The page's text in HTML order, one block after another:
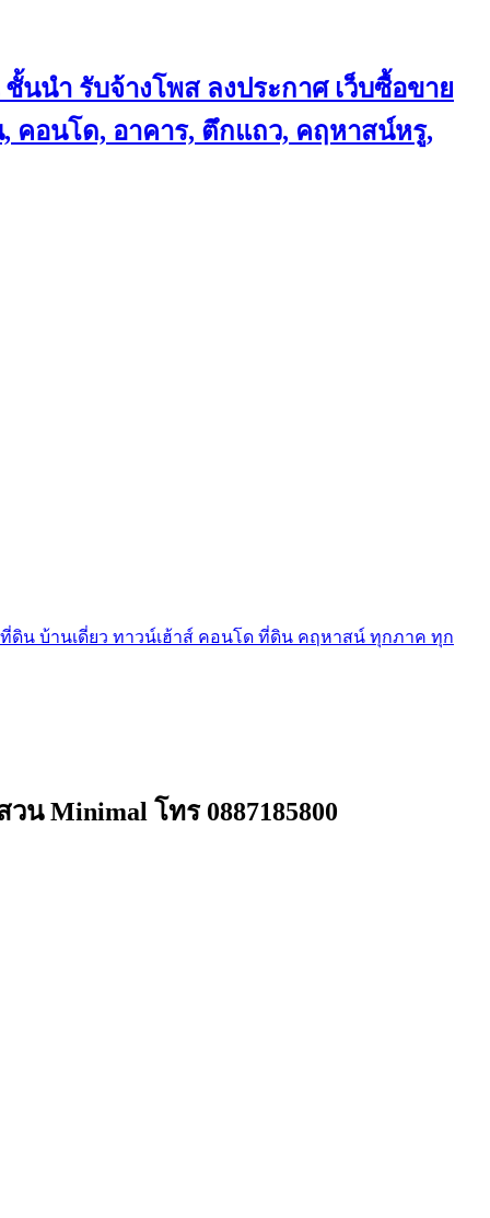
ชั้นนำ รับจ้างโพส ลงประกาศ เว็บซื้อขาย
คอนโด, อาคาร, ตึกแถว, คฤหาสน์หรู,
ดิน บ้านเดี่ยว ทาวน์เฮ้าส์ คอนโด ที่ดิน คฤหาสน์ ทุกภาค ทุก
Minimal โทร 0887185800